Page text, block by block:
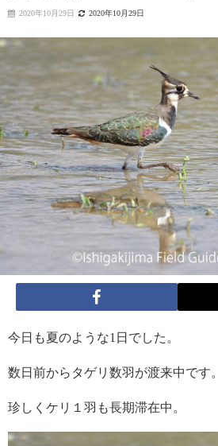
2020年10月29日 2020年10月29日
今日も夏のような1日でした。
数日前からタゲリ数羽が渡来中です。
珍しくケリ１羽も長期滞在中。